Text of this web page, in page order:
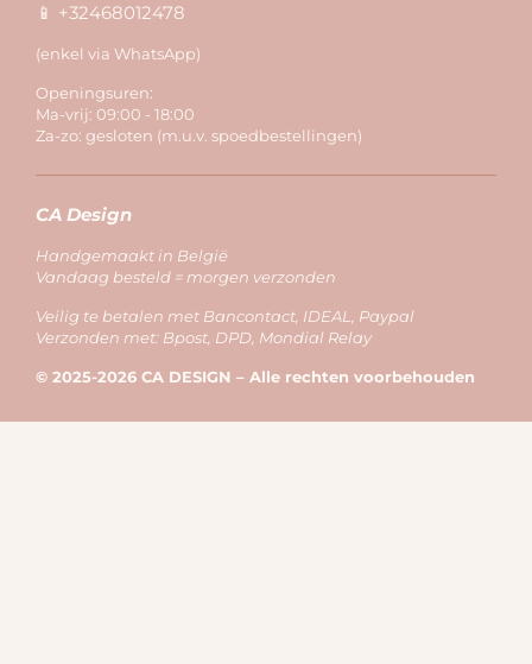
📱 +32468012478
(enkel via WhatsApp)
Openingsuren:
Ma-vrij: 09:00 - 18:00
Za-zo: gesloten (m.u.v. spoedbestellingen)
CA Design
Handgemaakt in België
Vandaag besteld = morgen verzonden
Veilig te betalen met Bancontact, IDEAL, Paypal
Verzonden met: Bpost, DPD, Mondial Relay
© 2025-2026 CA DESIGN – Alle rechten voorbehouden